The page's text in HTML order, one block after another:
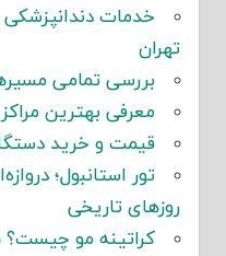
خدمات دندانپزشکی
تهران
بررسی تمامی
معرفی بهترین
قیمت و خرید
تور استانبول؛
روزهای تاریخی
کراتینه مو چیست؟